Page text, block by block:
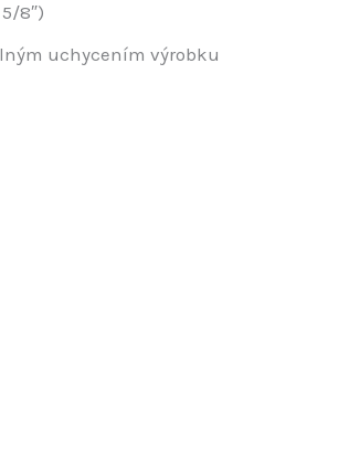
8″)
uchycením výrobku